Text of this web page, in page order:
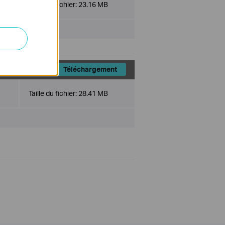
Taille du fichier: 23.16 MB
Téléchargement
Taille du fichier: 28.41 MB